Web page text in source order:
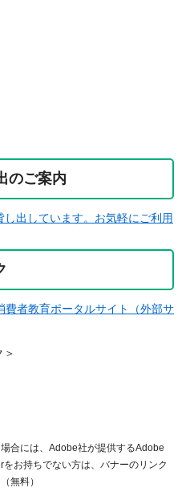
のご案内
出しています。お気軽にご利用
費者教育ポータルサイト（外部サ
＞
合には、Adobe社が提供するAdobe
お持ちでない方は、バナーのリンク
無料）